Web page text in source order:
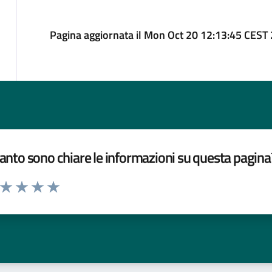
Pagina aggiornata il Mon Oct 20 12:13:45 CEST
sono chiare le informazioni su questa
da 1 a 5 stelle la pagina